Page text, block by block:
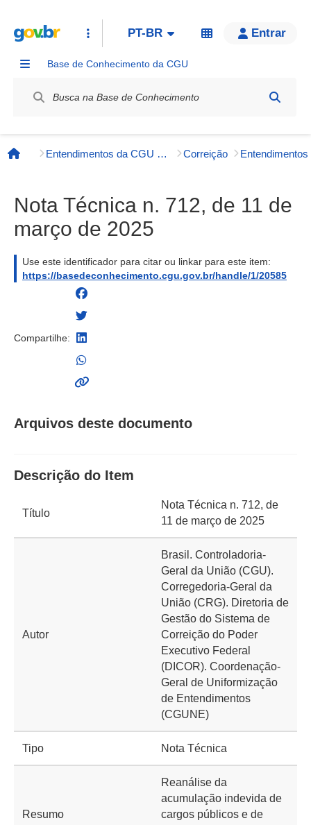
PT-BR Entrar
Base de Conhecimento da CGU
Página inicial
Entendimentos da CGU e órgãos externos Correição
Nota Técnica n. 712, de 11 de
março de 2025
Use este identificador para citar ou linkar para este item:
https://basedeconhecimento.cgu.gov.br/handle/1/20585
Compartilhe:
Arquivos deste documento
Descrição do Item
Título
Nota Técnica n. 712, de
11 de março de 2025
Autor
Brasil. Controladoria-
Geral da União (CGU).
Corregedoria-Geral da
União (CRG). Diretoria de
Gestão do Sistema de
Correição do Poder
Executivo Federal
(DICOR). Coordenação-
Geral de Uniformização
de Entendimentos
(CGUNE)
Tipo Nota Técnica
Resumo
Reanálise da
acumulação indevida de
cargos públicos e de